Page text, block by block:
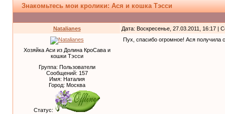
Знакомьтесь мои кролики: Ася и кошка Тэсси
Natalianes Дата: Воскресенье, 27.03.2011, 16:17 |
Хозяйка Аси из Долина КроСава и
кошки Тэсси
Группа: Пользователи
Сообщений: 157
Имя: Наталия
Город: Москва
Статус:
Пух, спасибо огромное! Ася получила